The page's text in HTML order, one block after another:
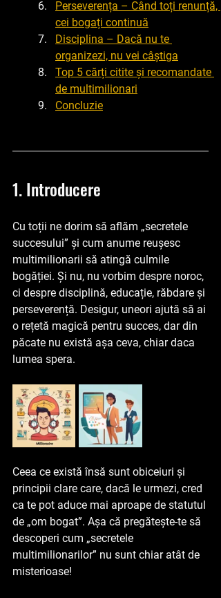
Perseverența – Când toți renunță,
cei bogați continuă
Disciplina – Dacă nu te
organizezi, nu vei câștiga
Top 5 cărți citite și recomandate
de multimilionari
Concluzie
1. Introducere
Cu toții ne dorim să aflăm „secretele
succesului” și cum anume reușesc
multimilionarii să atingă culmile
bogăției. Și nu, nu vorbim despre noroc,
ci despre disciplină, educație, răbdare și
perseverență. Desigur, uneori ajută să ai
o rețetă magică pentru succes, dar din
păcate nu există așa ceva, chiar daca
lumea spera.
Ceea ce există însă sunt obiceiuri și
principii clare care, dacă le urmezi, cred
ca te pot aduce mai aproape de statutul
de „om bogat”. Așa că pregătește-te să
descoperi cum „secretele
multimilionarilor” nu sunt chiar atât de
misterioase!